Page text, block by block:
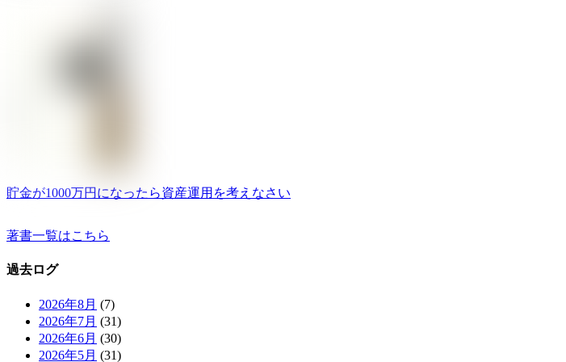
貯金が1000万円になったら資産運用を考えなさい
著書一覧はこちら
過去ログ
2026年8月 (7)
2026年7月 (31)
2026年6月 (30)
2026年5月 (31)